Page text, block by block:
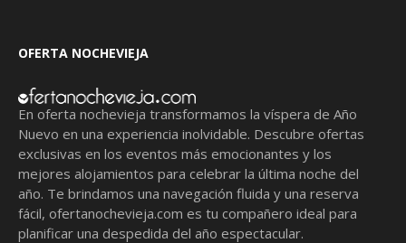
OFERTA NOCHEVIEJA
En oferta nochevieja transformamos la víspera de Año
Nuevo en una experiencia inolvidable. Descubre ofertas
exclusivas en los eventos más emocionantes y los
mejores alojamientos para celebrar la última noche del
año. Te brindamos una navegación fluida y una reserva
fácil,ofertanochevieja.com es tu compañero ideal para
planificar una despedida del año espectacular.